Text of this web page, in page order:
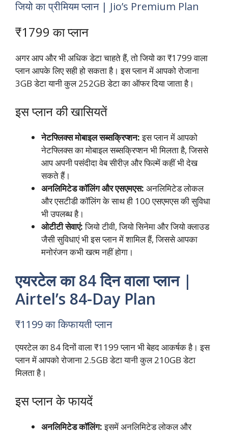
जियो का प्रीमियम प्लान | Jio’s Premium Plan
₹1799 का प्लान
अगर आप और भी अधिक डेटा चाहते हैं, तो जियो का ₹1799 वाला
प्लान आपके लिए सही हो सकता है। इस प्लान में आपको रोजाना
3GB डेटा यानी कुल 252GB डेटा का ऑफर दिया जाता है।
इस प्लान की खासियतें
नेटफ्लिक्स मोबाइल सब्सक्रिप्शन:इस प्लान में आपको
नेटफ्लिक्स का मोबाइल सब्सक्रिप्शन भी मिलता है, जिससे
आप अपनी पसंदीदा वेब सीरीज़ और फिल्में कहीं भी देख
सकते हैं।
अनलिमिटेड कॉलिंग और एसएमएस: अनलिमिटेड लोकल
और एसटीडी कॉलिंग के साथ ही 100 एसएमएस की सुविधा
भी उपलब्ध है।
ओटीटी सेवाएं:जियो टीवी, जियो सिनेमा और जियो क्लाउड
जैसी सुविधाएं भी इस प्लान में शामिल हैं, जिससे आपका
मनोरंजन कभी खत्म नहीं होगा।
एयरटेल का 84 दिन वाला प्लान |
Airtel’s 84-Day Plan
₹1199 का किफायती प्लान
एयरटेल का 84 दिनों वाला ₹1199 प्लान भी बेहद आकर्षक है। इस
प्लान में आपको रोजाना 2.5GB डेटा यानी कुल 210GB डेटा
मिलता है।
इस प्लान के फायदें
अनलिमिटेड कॉलिंग:इसमें अनलिमिटेड लोकल और